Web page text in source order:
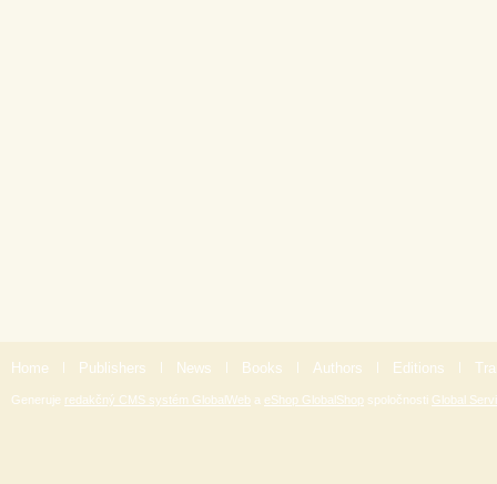
Home | Publishers | News | Books | Authors | Editions |
Generuje redakčný CMS systém GlobalWeb a eShop GlobalShop spoločnosti Global